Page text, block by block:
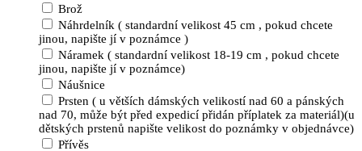
Brož
Náhrdelník ( standardní velikost 45 cm , pokud chcete
jinou, napište jí v poznámce )
Náramek ( standardní velikost 18-19 cm , pokud chcete
jinou, napište jí v poznámce)
Náušnice
Prsten ( u větších dámských velikostí nad 60 a pánských
nad 70, může být před expedicí přidán příplatek za materiál)(u
dětských prstenů napište velikost do poznámky v objednávce)
Přívěs